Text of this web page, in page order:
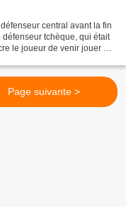
central avant la fin
tchèque, qui était
le joueur de venir jouer en
Page suivante >